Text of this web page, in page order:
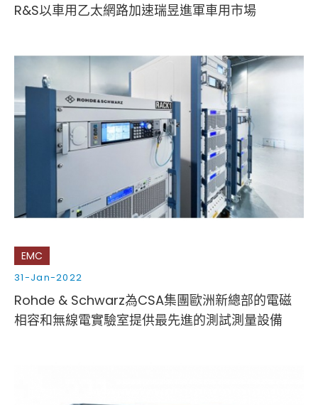
R&S以車用乙太網路加速瑞昱進軍車用市場
EMC
31-Jan-2022
Rohde & Schwarz為CSA集團歐洲新總部的電磁
相容和無線電實驗室提供最先進的測試測量設備